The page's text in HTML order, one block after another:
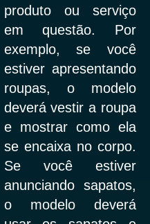
produto ou serviço
em questão. Por
exemplo, se você
estiver apresentando
roupas, o modelo
deverá vestir a roupa
e mostrar como ela
se encaixa no corpo.
Se você estiver
anunciando sapatos,
o modelo deverá